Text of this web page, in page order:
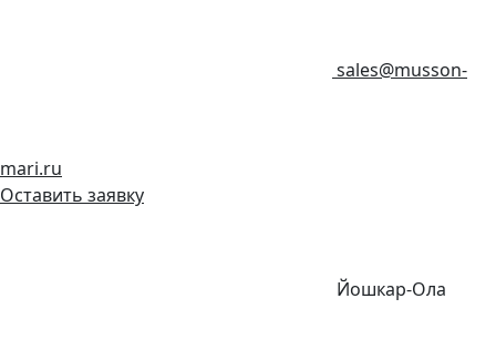
sales@musson-
mari.ru
Оставить заявку
Йошкар-Ола